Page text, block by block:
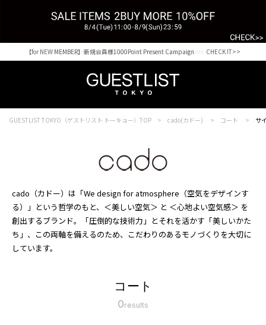
Shopping from outside Japan? Visit our Global Site here. >>
【for NEW MEMBER】新規会員様1000Point Present Campaign CHECK IT>>
GUESTLIST TOKYO（ゲストリスト トーキョー）TOP cado(カドー) コート サ
cado（カドー）は「We design for atmosphere（空気をデザインす
る）」という哲学のもと、＜美しい空気＞ と ＜心地よい空気感＞ を
創出するブランド。「圧倒的な技術力」とそれを活かす「美しいかた
ち」、この両軸を備えるのため、こだわりのあるモノづくりを大切に
しています。
コート
0results